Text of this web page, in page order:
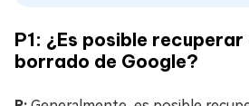
P1: ¿Es posible
borrado de Google?